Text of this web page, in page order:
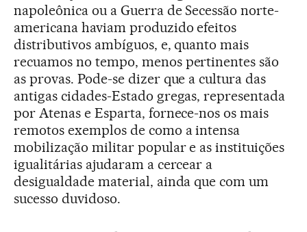
napoleônica ou a Guerra de Secessão norte-
americana haviam produzido efeitos
distributivos ambíguos, e, quanto mais
recuamos no tempo, menos pertinentes são
as provas. Pode-se dizer que a cultura das
antigas cidades-Estado gregas, representada
por Atenas e Esparta, fornece-nos os mais
remotos exemplos de como a intensa
mobilização militar popular e as instituições
igualitárias ajudaram a cercear a
desigualdade material, ainda que com um
sucesso duvidoso.